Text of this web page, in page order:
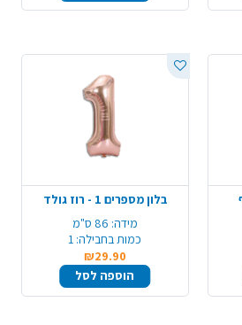
בלון מספרים 1 - רוז גולד
מידה: 86 ס"מ
כמות בחבילה: 1
₪29.90
הוספה לסל